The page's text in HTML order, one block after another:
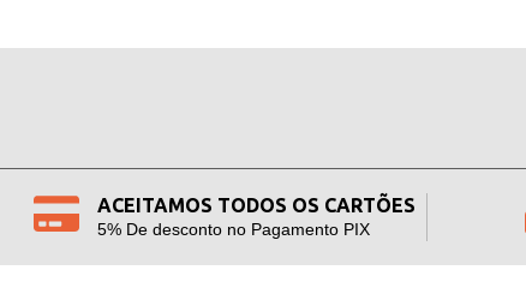
ACEITAMOS TODOS OS CARTÕES
5% De desconto no Pagamento PIX